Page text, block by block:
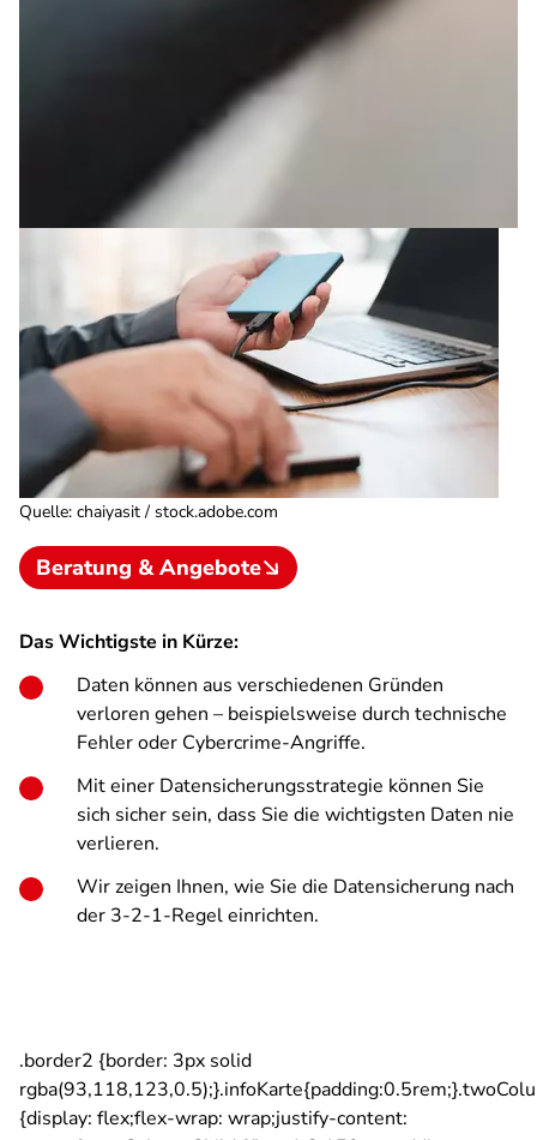
Quelle: chaiyasit / stock.adobe.com
Beratung & Angebote
Das Wichtigste in Kürze:
Daten können aus verschiedenen Gründen
verloren gehen – beispielsweise durch technische
Fehler oder Cybercrime-Angriffe.
Mit einer Datensicherungsstrategie können Sie
sich sicher sein, dass Sie die wichtigsten Daten nie
verlieren.
Wir zeigen Ihnen, wie Sie die Datensicherung nach
der 3-2-1-Regel einrichten.
.border2 {border: 3px solid
{display: flex;flex-wrap: wrap;justify-content: